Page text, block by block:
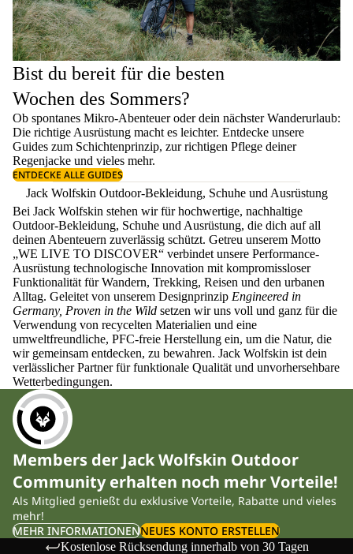
Bist du bereit für die besten
Wochen des Sommers?
Ob spontanes Mikro-Abenteuer oder dein nächster Wanderurlaub:
Die richtige Ausrüstung macht es leichter. Entdecke unsere
Guides zum Schichtenprinzip, zur richtigen Pflege deiner
Regenjacke und vieles mehr.
ENTDECKE ALLE GUIDES
Jack Wolfskin Outdoor-Bekleidung, Schuhe und Ausrüstung
Bei Jack Wolfskin stehen wir für hochwertige, nachhaltige
Outdoor-Bekleidung, Schuhe und Ausrüstung, die dich auf all
deinen Abenteuern zuverlässig schützt. Getreu unserem Motto
„WE LIVE TO DISCOVER“ verbindet unsere Performance-
Ausrüstung technologische Innovation mit kompromissloser
Funktionalität für Wandern, Trekking, Reisen und den urbanen
Alltag. Geleitet von unserem Designprinzip Engineered in
Germany, Proven in the Wild setzen wir uns voll und ganz für die
Verwendung von recycelten Materialien und eine
umweltfreundliche, PFC-freie Herstellung ein, um die Natur, die
wir gemeinsam entdecken, zu bewahren. Jack Wolfskin ist dein
verlässlicher Partner für funktionale Qualität und unvorhersehbare
Wetterbedingungen.
Members der Jack Wolfskin Outdoor
Community erhalten noch mehr Vorteile!
Als Mitglied genießt du exklusive Vorteile, Rabatte und vieles
mehr!
MEHR INFORMATIONENNEUES KONTO ERSTELLEN
Kostenlose Rücksendung innerhalb von 30 Tagen